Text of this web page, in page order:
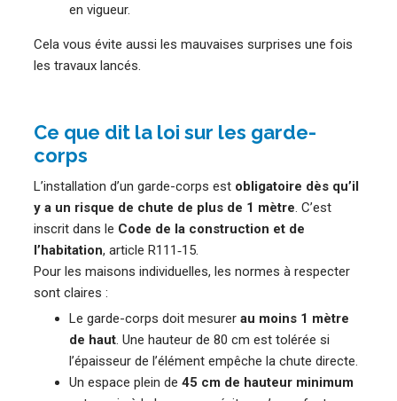
en vigueur.
Cela vous évite aussi les mauvaises surprises une fois
les travaux lancés.
Ce que dit la loi sur les garde-
corps
L’installation d’un garde-corps est obligatoire dès qu’il
y a un risque de chute de plus de 1 mètre. C’est
inscrit dans le Code de la construction et de
l’habitation, article R111‑15.
Pour les maisons individuelles, les normes à respecter
sont claires :
Le garde-corps doit mesurer au moins 1 mètre
de haut. Une hauteur de 80 cm est tolérée si
l’épaisseur de l’élément empêche la chute directe.
Un espace plein de 45 cm de hauteur minimum